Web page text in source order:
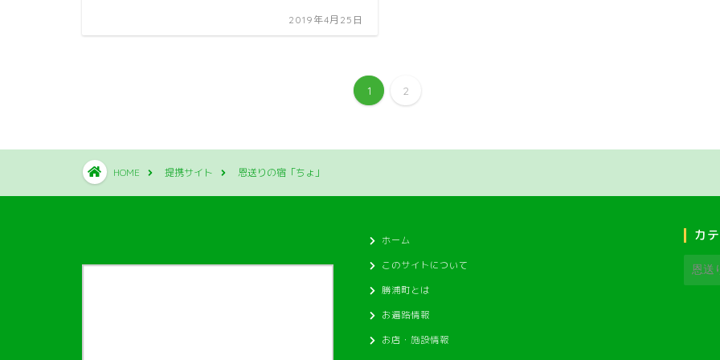
2019年4月25日
1 2
HOME 提携サイト 恩送りの宿「ちょ」
ホーム
このサイトについて
勝浦町とは
お遍路情報
お店・施設情報
カ